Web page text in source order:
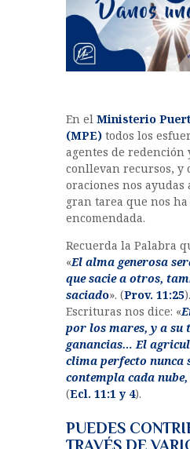
En el Ministerio
(MPE) todos los
agentes de redención
conllevan recursos, y
oraciones nos
gran tarea que nos ha
encomendada.
Recuerda la Palabra
«El alma generosa
que sacie a otros,
saciado». (Prov. 11:25
Escrituras nos dice: «
por los mares, y a su
ganancias… El
clima perfecto nunca
contempla cada nube,
(Ecl. 11:1 y 4).
PUEDES
TRAVÉS DE